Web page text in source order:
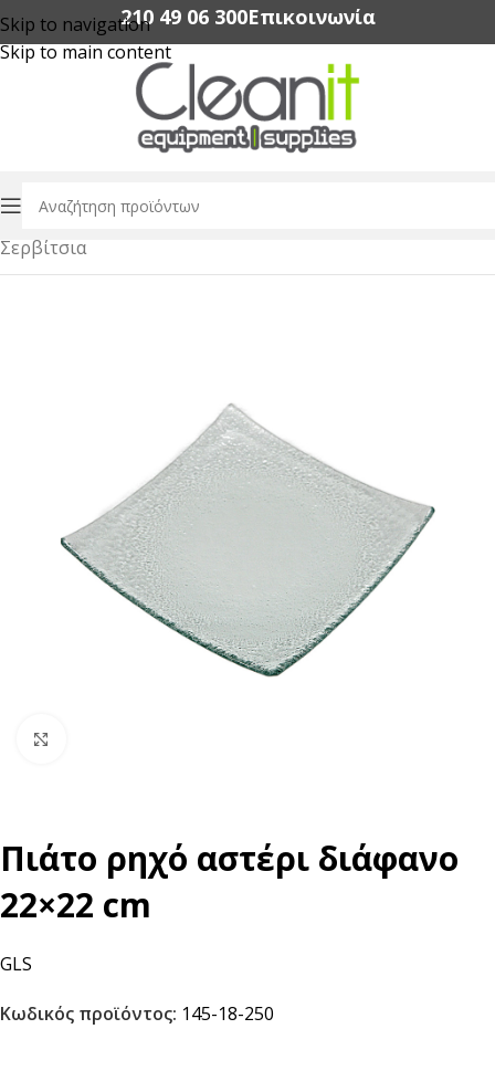
Skip to navigation
Skip to main content
210 49 06 300‬Επικοινωνία
Αρχική σελίδα/Εξοπλισμός Εστίασης
Σερβίτσια
Πιάτο ρηχό αστέρι διάφανο
22×22 cm
GLS
Κωδικός προϊόντος: 145-18-250